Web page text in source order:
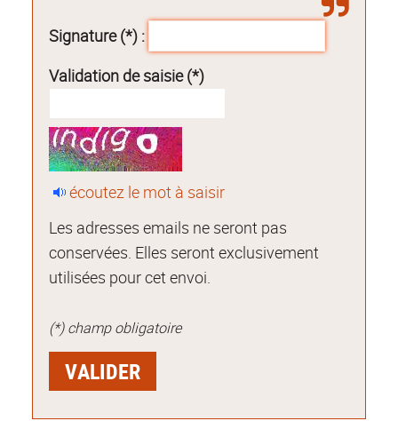
Signature (*) :
Validation de saisie (*)
écoutez le mot à saisir
Les adresses emails ne seront pas
conservées. Elles seront exclusivement
utilisées pour cet envoi.
(*) champ obligatoire